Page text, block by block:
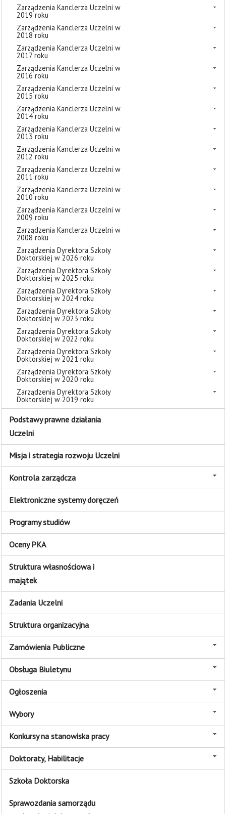
Zarządzenia Kanclerza Uczelni w
2019 roku
Zarządzenia Kanclerza Uczelni w
2018 roku
Zarządzenia Kanclerza Uczelni w
2017 roku
Zarządzenia Kanclerza Uczelni w
2016 roku
Zarządzenia Kanclerza Uczelni w
2015 roku
Zarządzenia Kanclerza Uczelni w
2014 roku
Zarządzenia Kanclerza Uczelni w
2013 roku
Zarządzenia Kanclerza Uczelni w
2012 roku
Zarządzenia Kanclerza Uczelni w
2011 roku
Zarządzenia Kanclerza Uczelni w
2010 roku
Zarządzenia Kanclerza Uczelni w
2009 roku
Zarządzenia Kanclerza Uczelni w
2008 roku
Zarządzenia Dyrektora Szkoły
Doktorskiej w 2026 roku
Zarządzenia Dyrektora Szkoły
Doktorskiej w 2025 roku
Zarządzenia Dyrektora Szkoły
Doktorskiej w 2024 roku
Zarządzenia Dyrektora Szkoły
Doktorskiej w 2023 roku
Zarządzenia Dyrektora Szkoły
Doktorskiej w 2022 roku
Zarządzenia Dyrektora Szkoły
Doktorskiej w 2021 roku
Zarządzenia Dyrektora Szkoły
Doktorskiej w 2020 roku
Zarządzenia Dyrektora Szkoły
Doktorskiej w 2019 roku
Podstawy prawne działania
Uczelni
Misja i strategia rozwoju Uczelni
Kontrola zarządcza
Elektroniczne systemy doręczeń
Programy studiów
Oceny PKA
Struktura własnościowa i
majątek
Zadania Uczelni
Struktura organizacyjna
Zamówienia Publiczne
Obsługa Biuletynu
Ogłoszenia
Wybory
Konkursy na stanowiska pracy
Doktoraty, Habilitacje
Szkoła Doktorska
Sprawozdania samorządu